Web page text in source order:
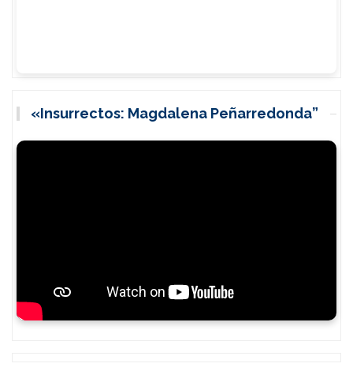
«Insurrectos: Magdalena Peñarredonda”